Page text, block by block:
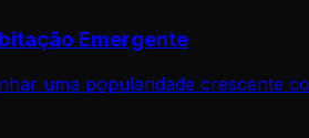
Emergente
uma popularidade crescente